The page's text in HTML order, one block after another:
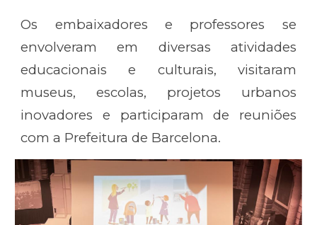
Os embaixadores e professores se
envolveram em diversas atividades
educacionais e culturais, visitaram
museus, escolas, projetos urbanos
inovadores e participaram de reuniões
com a Prefeitura de Barcelona.